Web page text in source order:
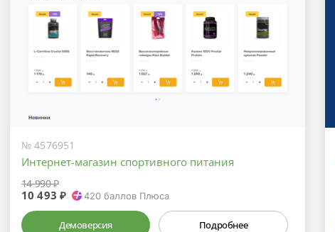
№ 4576951
Интернет-магазин спортивного питания
14 990 ₽
10 493 ₽ 420 баллов Плюса
Демоверсия Подробнее